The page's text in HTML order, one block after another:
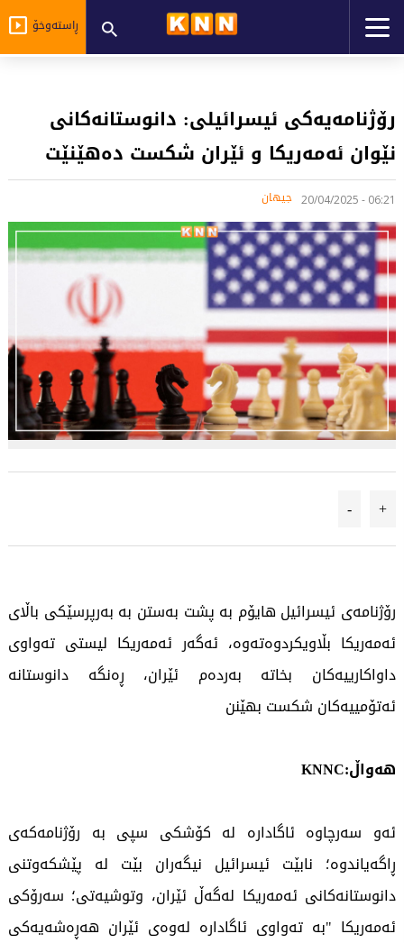
ڕاستەوخۆ
رۆژنامەیەکی ئیسرائیلی: دانوستانەکانی
نێوان ئەمەریکا و ئێران شکست دەهێنێت
06:21 - 20/04/2025 جیهان
+
-
رۆژنامەی ئیسرائیل هایۆم بە پشت بەستن بە بەرپرسێکی باڵای
ئەمەریکا بڵاویکردوەتەوە، ئەگەر ئەمەریکا لیستی تەواوی
داواکارییەکان بخاتە بەردەم ئێران، ڕەنگە دانوستانە
ئەتۆمییەکان شکست بهێنن
هەواڵ:KNNC
ئەو سەرچاوە ئاگادارە لە کۆشکی سپی بە رۆژنامەکەی
ڕاگەیاندوە؛ نابێت ئیسرائیل نیگەران بێت لە پێشکەوتنی
دانوستانەکانی ئەمەریکا لەگەڵ ئێران، وتوشیەتی؛ سەرۆکی
ئەمەریکا "بە تەواوی ئاگادارە لەوەی ئێران هەڕەشەیەکی